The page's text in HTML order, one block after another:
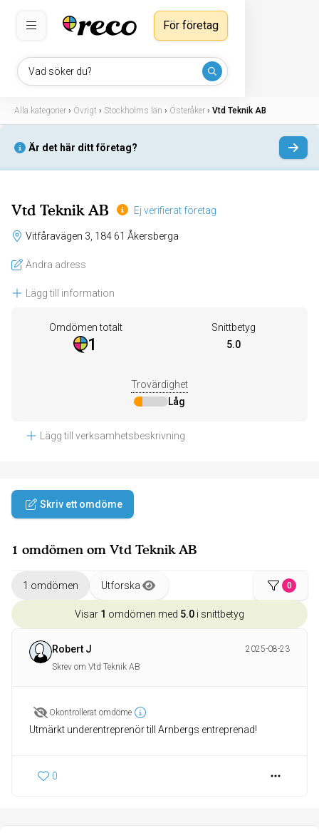
Vad söker du?
För företag
Alla kategorier › Övrigt › Stockholms län › Österåker › Vtd Teknik AB
Är det här ditt företag?
Vtd Teknik AB Ej verifierat företag
Vitfåravägen 3, 184 61 Åkersberga
Ändra adress
Lägg till information
Omdömen totalt
1
Snittbetyg
5.0
Trovärdighet
Låg
Lägg till verksamhetsbeskrivning
Skriv ett omdöme
1 omdömen om Vtd Teknik AB
1 omdömen Utforska 0
Visar 1 omdömen med 5.0 i snittbetyg
Robert J
2025-08-23
Skrev om Vtd Teknik AB
Okontrollerat omdöme
Utmärkt underentreprenör till Arnbergs entreprenad!
0